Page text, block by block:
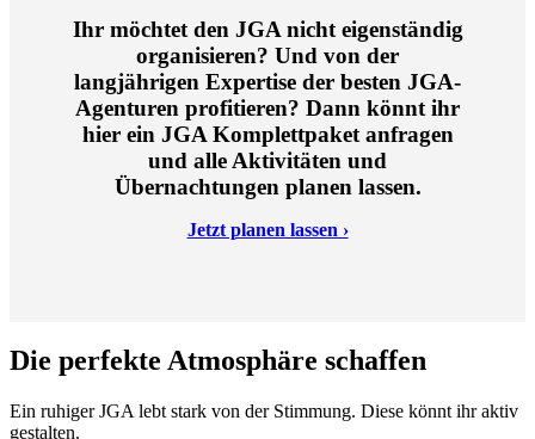
Ihr möchtet den JGA nicht eigenständig
organisieren? Und von der
langjährigen Expertise der besten JGA-
Agenturen profitieren? Dann könnt ihr
hier ein JGA Komplettpaket anfragen
und alle Aktivitäten und
Übernachtungen planen lassen.
Jetzt planen lassen ›
Die perfekte Atmosphäre schaffen
Ein ruhiger JGA lebt stark von der Stimmung. Diese könnt ihr aktiv
gestalten.